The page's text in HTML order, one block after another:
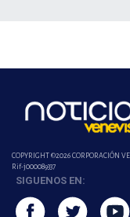
COPYRIGHT ©2026 CORPORACIÓN
Rif-j000089337
SIGUENOS EN: